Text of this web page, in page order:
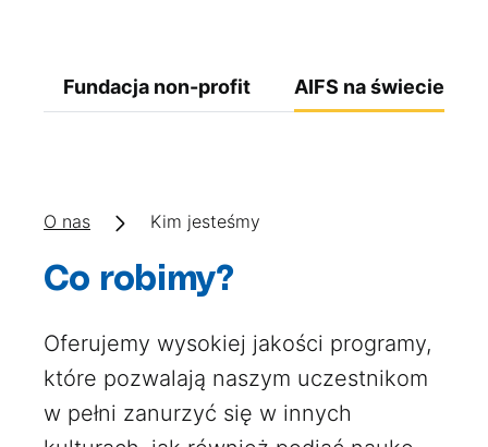
Fundacja non-profit AIFS na świecie
O nas Kim jesteśmy
Co robimy?
Oferujemy wysokiej jakości programy,
które pozwalają naszym uczestnikom
w pełni zanurzyć się w innych